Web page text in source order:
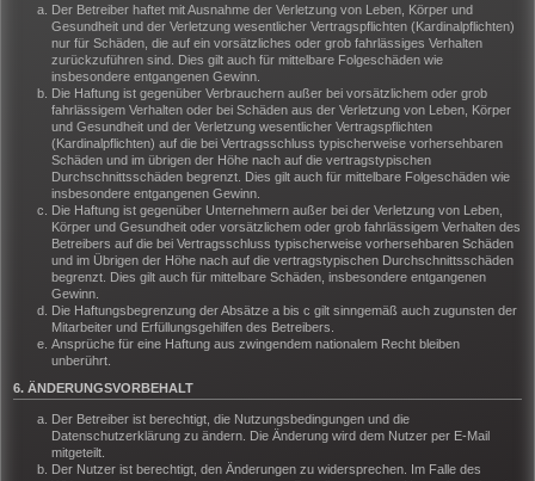
Der Betreiber haftet mit Ausnahme der Verletzung von Leben, Körper und
Gesundheit und der Verletzung wesentlicher Vertragspflichten (Kardinalpflichten)
nur für Schäden, die auf ein vorsätzliches oder grob fahrlässiges Verhalten
zurückzuführen sind. Dies gilt auch für mittelbare Folgeschäden wie
insbesondere entgangenen Gewinn.
Die Haftung ist gegenüber Verbrauchern außer bei vorsätzlichem oder grob
fahrlässigem Verhalten oder bei Schäden aus der Verletzung von Leben, Körper
und Gesundheit und der Verletzung wesentlicher Vertragspflichten
(Kardinalpflichten) auf die bei Vertragsschluss typischerweise vorhersehbaren
Schäden und im übrigen der Höhe nach auf die vertragstypischen
Durchschnittsschäden begrenzt. Dies gilt auch für mittelbare Folgeschäden wie
insbesondere entgangenen Gewinn.
Die Haftung ist gegenüber Unternehmern außer bei der Verletzung von Leben,
Körper und Gesundheit oder vorsätzlichem oder grob fahrlässigem Verhalten des
Betreibers auf die bei Vertragsschluss typischerweise vorhersehbaren Schäden
und im Übrigen der Höhe nach auf die vertragstypischen Durchschnittsschäden
begrenzt. Dies gilt auch für mittelbare Schäden, insbesondere entgangenen
Gewinn.
Die Haftungsbegrenzung der Absätze a bis c gilt sinngemäß auch zugunsten der
Mitarbeiter und Erfüllungsgehilfen des Betreibers.
Ansprüche für eine Haftung aus zwingendem nationalem Recht bleiben
unberührt.
6. ÄNDERUNGSVORBEHALT
Der Betreiber ist berechtigt, die Nutzungsbedingungen und die
Datenschutzerklärung zu ändern. Die Änderung wird dem Nutzer per E-Mail
mitgeteilt.
Der Nutzer ist berechtigt, den Änderungen zu widersprechen. Im Falle des